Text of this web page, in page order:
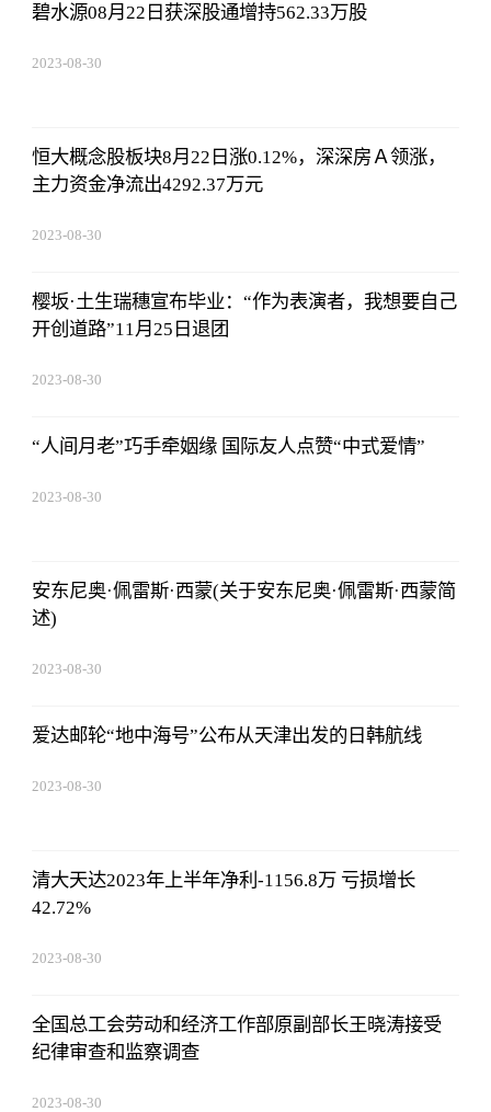
碧水源08月22日获深股通增持562.33万股
2023-08-30
恒大概念股板块8月22日涨0.12%，深深房Ａ领涨，
主力资金净流出4292.37万元
2023-08-30
樱坂·土生瑞穗宣布毕业：“作为表演者，我想要自己
开创道路”11月25日退团
2023-08-30
“人间月老”巧手牵姻缘 国际友人点赞“中式爱情”
2023-08-30
安东尼奥·佩雷斯·西蒙(关于安东尼奥·佩雷斯·西蒙简
述)
2023-08-30
爱达邮轮“地中海号”公布从天津出发的日韩航线
2023-08-30
清大天达2023年上半年净利-1156.8万 亏损增长
42.72%
2023-08-30
全国总工会劳动和经济工作部原副部长王晓涛接受
纪律审查和监察调查
2023-08-30